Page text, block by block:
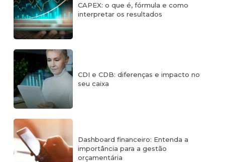
CAPEX: o que é, fórmula e como
interpretar os resultados
CDI e CDB: diferenças e impacto no
seu caixa
Dashboard financeiro: Entenda a
importância para a gestão
orçamentária